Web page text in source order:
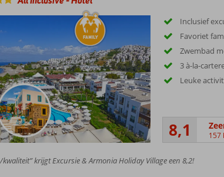
Inclusief
Favoriet
Zwembad
3 à-la-
Leuke
8,1 157
kwaliteit” krijgt Excursie & Armonia Holiday Village een 8,2!